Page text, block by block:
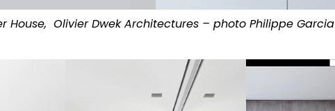
House, Olivier Dwek Architectures – photo Philippe Garcia